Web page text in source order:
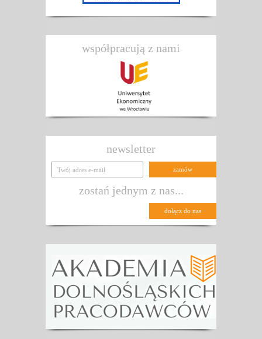
współpracują z nami
newsletter
zostań jednym z nas...